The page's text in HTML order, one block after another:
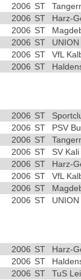
2006 ST
2006 ST
Harz-
2006 ST
2006 ST
2006 ST
VfL
2006 ST
2006 ST
2006 ST
PSV
2006 ST
2006 ST
SV
2006 ST
Harz-
2006 ST
VfL
2006 ST
2006 ST
2006 ST
Harz-
2006 ST
2006 ST
TuS